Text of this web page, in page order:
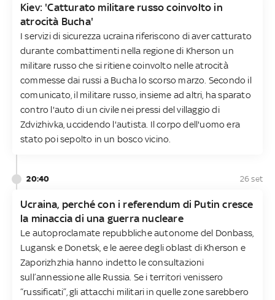
Kiev: 'Catturato militare russo coinvolto in
atrocità Bucha'
I servizi di sicurezza ucraina riferiscono di aver catturato
durante combattimenti nella regione di Kherson un
militare russo che si ritiene coinvolto nelle atrocità
commesse dai russi a Bucha lo scorso marzo. Secondo il
comunicato, il militare russo, insieme ad altri, ha sparato
contro l'auto di un civile nei pressi del villaggio di
Zdvizhivka, uccidendo l'autista. Il corpo dell'uomo era
stato poi sepolto in un bosco vicino.
20:40 26 set
Ucraina, perché con i referendum di Putin cresce
la minaccia di una guerra nucleare
Le autoproclamate repubbliche autonome del Donbass,
Lugansk e Donetsk, e le aeree degli oblast di Kherson e
Zaporizhzhia hanno indetto le consultazioni
sull’annessione alle Russia. Se i territori venissero
“russificati”, gli attacchi militari in quelle zone sarebbero